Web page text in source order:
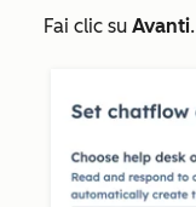
Fai clic su Avanti.